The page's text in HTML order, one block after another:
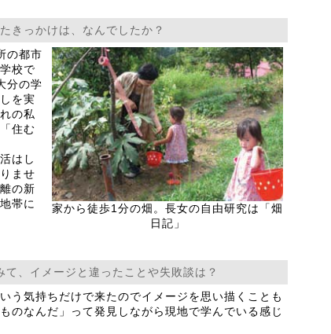
きっかけは、なんでしたか？
の都市
校で
分の学
を実
の私
住む
はし
ませ
の新
帯に
家から徒歩1分の畑。長女の自由研究は「畑
日記」
、イメージと違ったことや失敗談は？
気持ちだけで来たのでイメージを思い描くことも
のなんだ」って発見しながら現地で学んでいる感じ